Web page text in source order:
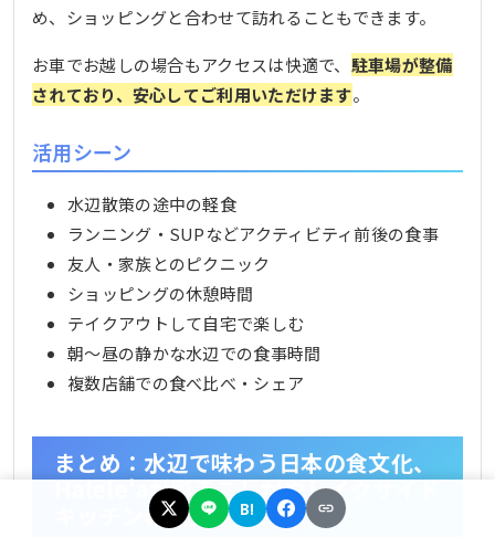
め、ショッピングと合わせて訪れることもできます。
お車でお越しの場合もアクセスは快適で、 駐車場が整備
されており、安心してご利用いただけます。
活用シーン
水辺散策の途中の軽食
ランニング・SUPなどアクティビティ前後の食事
友人・家族とのピクニック
ショッピングの休憩時間
テイクアウトして自宅で楽しむ
朝〜昼の静かな水辺での食事時間
複数店舗での食べ比べ・シェア
まとめ：水辺で味わう日本の食文化、
Halele'aが彩るこしがやレイクサイド
キッチンの魅力
B!